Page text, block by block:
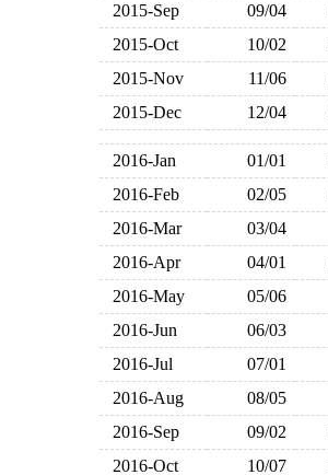
2015-Sep
09/04
2015-Oct
10/02
2015-Nov
11/06
2015-Dec
12/04
2016-Jan 01/01
2016-Feb
02/05
2016-Mar
03/04
2016-Apr
04/01
2016-May
05/06
2016-Jun
06/03
2016-Jul
07/01
2016-Aug
08/05
2016-Sep
09/02
2016-Oct
10/07